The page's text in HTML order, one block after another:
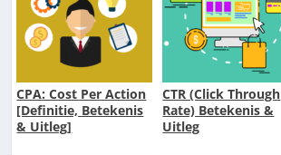
CPA: Cost Per Action
[Definitie, Betekenis
& Uitleg]
CTR (Click Through
Rate) Betekenis &
Uitleg